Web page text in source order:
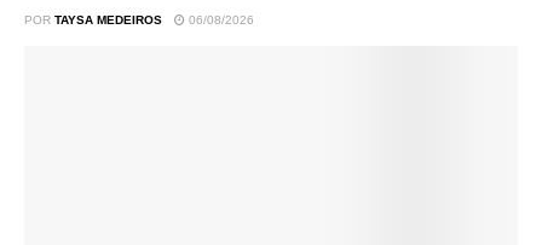
POR TAYSA MEDEIROS 06/08/2026